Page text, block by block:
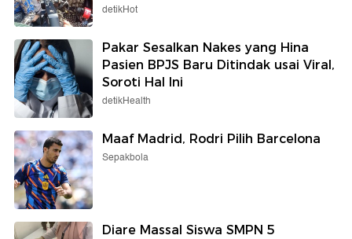
detikHot
Pakar Sesalkan Nakes yang Hina
Pasien BPJS Baru Ditindak usai Viral,
Soroti Hal Ini
detikHealth
Maaf Madrid, Rodri Pilih Barcelona
Sepakbola
Diare Massal Siswa SMPN 5